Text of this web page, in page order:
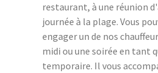
restaurant, à une réunion
journée à la plage. Vous
engager un de nos
midi ou une soirée en tant
temporaire. Il vous